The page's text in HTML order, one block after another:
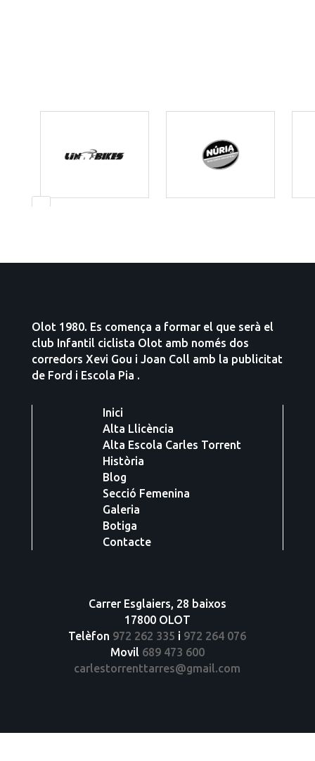
Olot 1980. Es comença a formar el que serà el
club Infantil ciclista Olot amb només dos
corredors Xevi Gou i Joan Coll amb la publicitat
de Ford i Escola Pia .
Inici
Alta Llicència
Alta Escola Carles Torrent
Història
Blog
Secció Femenina
Galeria
Botiga
Contacte
Carrer Esglaiers, 28 baixos
17800 OLOT
Telèfon 972 262 335 i 972 264 076
Movil 689 473 600
carlestorrenttarres@gmail.com